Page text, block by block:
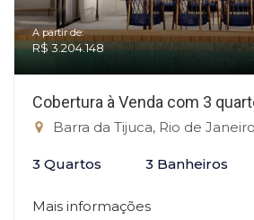
A partir de:
R$ 3.204.148
Cobertura à Venda com 3
Barra da Tijuca, Rio de
3 Quartos 3 Banheiros
Mais informações